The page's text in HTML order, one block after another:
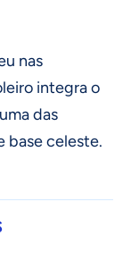
nas
integra o
das
base celeste.